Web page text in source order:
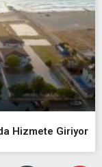
Hizmete Giriyor